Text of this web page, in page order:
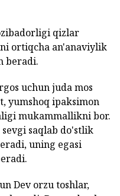
qizlar
ortiqcha an'anaviylik
beradi.
uchun juda mos
yumshoq ipaksimon
mukammallikni bor.
saqlab do'stlik
uning egasi
Dev orzu toshlar,